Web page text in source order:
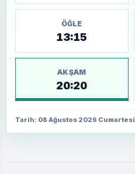
ÖĞLE
13:15
AKŞAM
20:20
Tarih: 08 Ağustos 2026 Cumartesi